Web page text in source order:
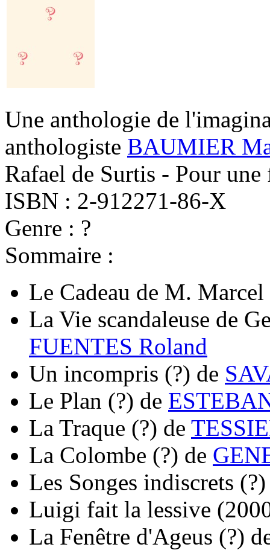
Une anthologie de
anthologiste BAUMIER
Rafael de Surtis - Pour
ISBN : 2-912271-86-X
Genre : ?
Sommaire :
Le Cadeau de M. Marcel
La Vie scandaleuse de
FUENTES Roland
Un incompris (?) de
Le Plan (?) de
La Traque (?) de
La Colombe (?) de
Les Songes indiscrets (?)
Luigi fait la lessive
La Fenêtre d'Ageus (?)